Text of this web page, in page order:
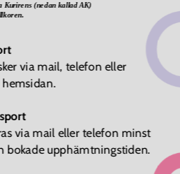
Kurirens (nedan kallad AK)
via mail, telefon eller
via mail eller telefon minst
bokade upphämtningstiden.